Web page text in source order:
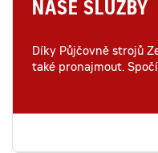
NAŠE SLUŽBY
Díky Půjčovně strojů
také pronajmout.